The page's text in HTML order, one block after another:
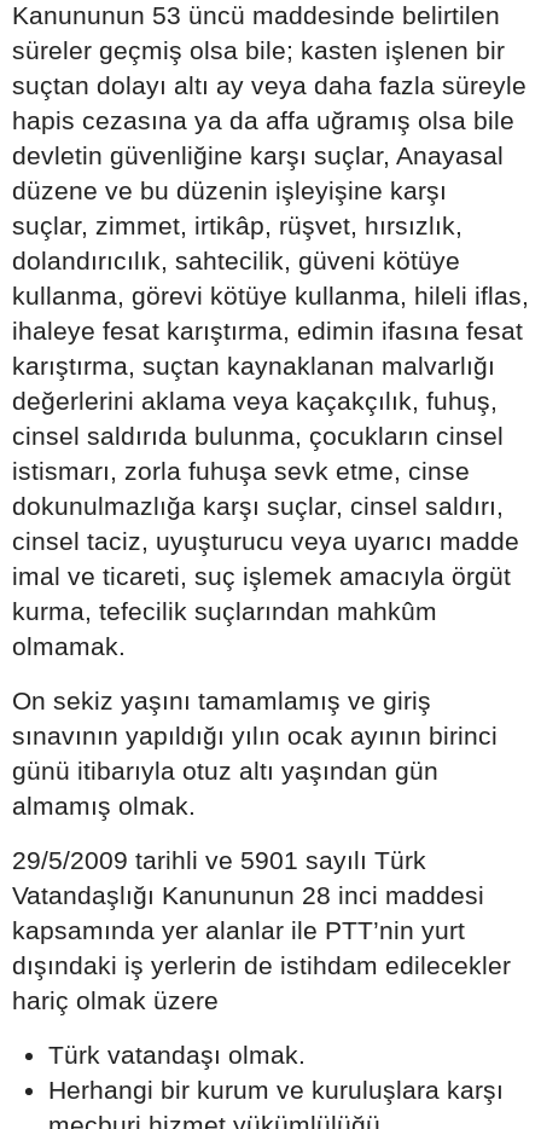
Kanununun 53 üncü maddesinde belirtilen
süreler geçmiş olsa bile; kasten işlenen bir
suçtan dolayı altı ay veya daha fazla süreyle
hapis cezasına ya da affa uğramış olsa bile
devletin güvenliğine karşı suçlar, Anayasal
düzene ve bu düzenin işleyişine karşı
suçlar, zimmet, irtikâp, rüşvet, hırsızlık,
dolandırıcılık, sahtecilik, güveni kötüye
kullanma, görevi kötüye kullanma, hileli iflas,
ihaleye fesat karıştırma, edimin ifasına fesat
karıştırma, suçtan kaynaklanan malvarlığı
değerlerini aklama veya kaçakçılık, fuhuş,
cinsel saldırıda bulunma, çocukların cinsel
istismarı, zorla fuhuşa sevk etme, cinse
dokunulmazlığa karşı suçlar, cinsel saldırı,
cinsel taciz, uyuşturucu veya uyarıcı madde
imal ve ticareti, suç işlemek amacıyla örgüt
kurma, tefecilik suçlarından mahkûm
olmamak.
On sekiz yaşını tamamlamış ve giriş
sınavının yapıldığı yılın ocak ayının birinci
günü itibarıyla otuz altı yaşından gün
almamış olmak.
29/5/2009 tarihli ve 5901 sayılı Türk
Vatandaşlığı Kanununun 28 inci maddesi
kapsamında yer alanlar ile PTT’nin yurt
dışındaki iş yerlerin de istihdam edilecekler
hariç olmak üzere
Türk vatandaşı olmak.
Herhangi bir kurum ve kuruluşlara karşı